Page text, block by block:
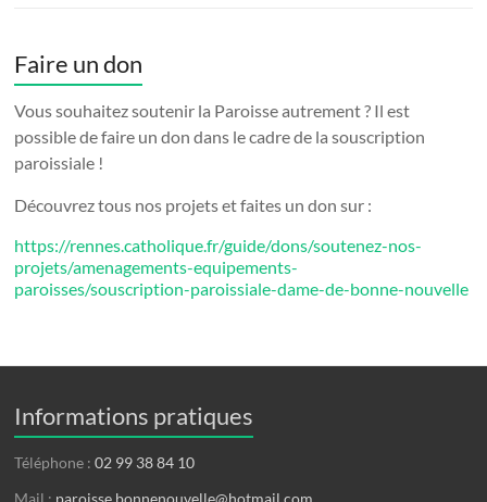
Faire un don
Vous souhaitez soutenir la Paroisse autrement ? Il est
possible de faire un don dans le cadre de la souscription
paroissiale !
Découvrez tous nos projets et faites un don sur :
https://rennes.catholique.fr/guide/dons/soutenez-nos-
projets/amenagements-equipements-
paroisses/souscription-paroissiale-dame-de-bonne-nouvelle
Informations pratiques
Téléphone :02 99 38 84 10
Mail : paroisse.bonnenouvelle@hotmail.com